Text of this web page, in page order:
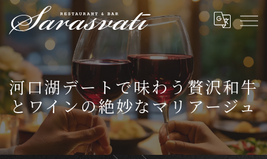
河口湖デートで味わう贅沢和牛
とワインの絶妙なマリアージュ